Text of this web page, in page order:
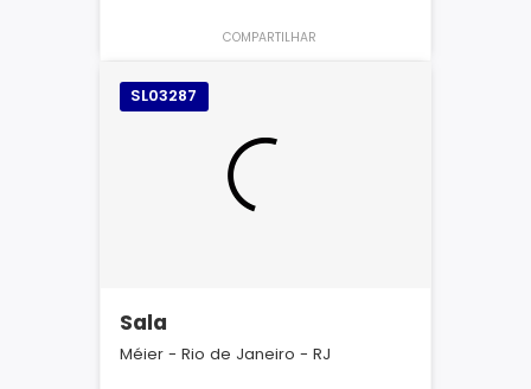
COMPARTILHAR
SL03287
Sala
Méier - Rio de Janeiro - RJ